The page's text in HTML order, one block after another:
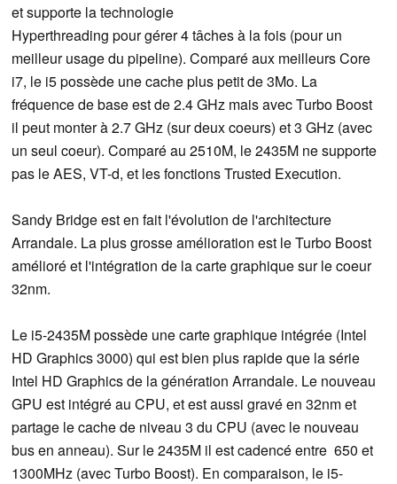
et supporte la technologie
Hyperthreading pour gérer 4 tâches à la fois (pour un
meilleur usage du pipeline). Comparé aux meilleurs Core
i7, le i5 possède une cache plus petit de 3Mo. La
fréquence de base est de 2.4 GHz mais avec Turbo Boost
il peut monter à 2.7 GHz (sur deux coeurs) et 3 GHz (avec
un seul coeur). Comparé au 2510M, le 2435M ne supporte
pas le AES, VT-d, et les fonctions Trusted Execution.
Sandy Bridge est en fait l'évolution de l'architecture
Arrandale. La plus grosse amélioration est le Turbo Boost
amélioré et l'intégration de la carte graphique sur le coeur
32nm.
Le i5-2435M possède une carte graphique intégrée (Intel
HD Graphics 3000) qui est bien plus rapide que la série
Intel HD Graphics de la génération Arrandale. Le nouveau
GPU est intégré au CPU, et est aussi gravé en 32nm et
partage le cache de niveau 3 du CPU (avec le nouveau
bus en anneau). Sur le 2435M il est cadencé entre 650 et
1300MHz (avec Turbo Boost). En comparaison, le i5-